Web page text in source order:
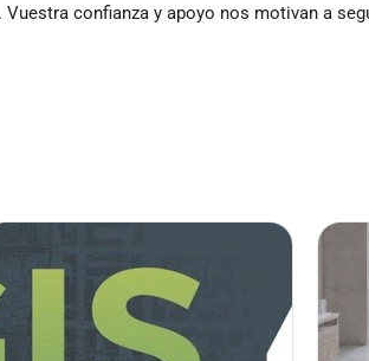
confianza y apoyo nos motivan a